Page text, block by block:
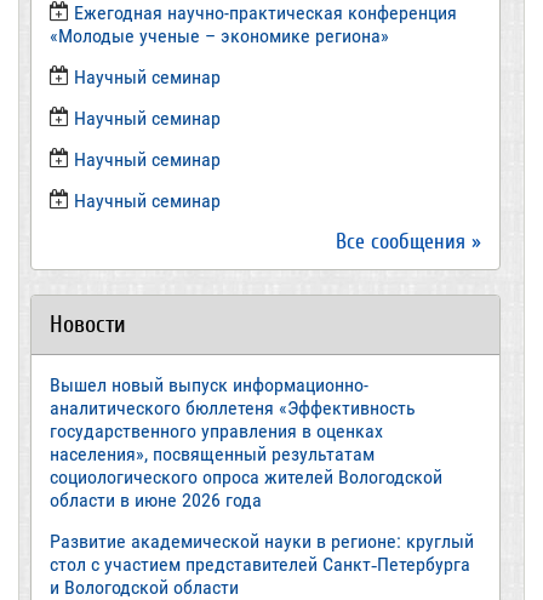
Ежегодная научно-практическая конференция
«Молодые ученые – экономике региона»
​Научный семинар
​Научный семинар
Научный семинар
​Научный семинар
Все сообщения »
Новости
Вышел новый выпуск информационно-
аналитического бюллетеня «Эффективность
государственного управления в оценках
населения», посвященный результатам
социологического опроса жителей Вологодской
области в июне 2026 года
Развитие академической науки в регионе: круглый
стол с участием представителей Санкт‑Петербурга
и Вологодской области